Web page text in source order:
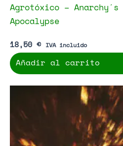
Agrotóxico –
Apocalypse
18,50 € IVA incluido
Añadir al carrito